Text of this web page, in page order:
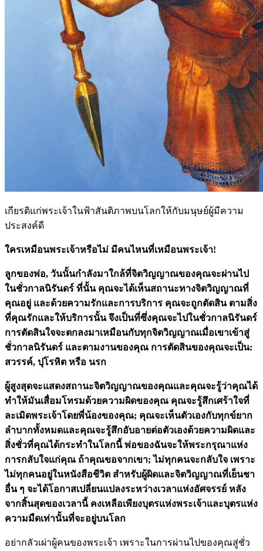
เกียรติแก่พระเจ้าในฟ้าสันติภาพบนโลกให้กับมนุษย์ผู้มีความ
ประสงค์ดี
ใครเหมือนพระเจ้าหรือไม่ มีคนไหนที่เหมือนพระเจ้า!
ลูกของพ่อ, วันนั้นกำลังมาใกล้ที่จิตวิญญาณของคุณจะผ่านไป
ในชั่วกาลนิรันดร์ ที่นั้น คุณจะได้เห็นสถานะทางจิตวิญญาณที่
คุณอยู่ และด้วยความรักและการบริการ คุณจะถูกตัดสิน ตามสิ่ง
ที่คุณรักและให้บริการนั้น จึงเป็นที่ซึ่งคุณจะไปในชั่วกาลนิรันดร์
การตัดสินใจจะตกลงมาเหมือนกับทุกจิตวิญญาณเมื่อเขาเข้าสู่
ชั่วกาลนิรันดร์ และตามงานของคุณ การตัดสินของคุณจะเป็น:
สวรรค์, ปุโรหิต หรือ นรก
ผู้สูงสุดจะแสดงสถานะจิตวิญญาณของคุณและคุณจะรู้ว่าคุณได้
ทำให้มันเสื่อมโทรมด้วยความผิดของคุณ คุณจะรู้สึกเศร้าใจที่
ละเมิดพระเจ้าโดยพี่น้องของคุณ; คุณจะเห็นตัวเองกับทุกข์ยาก
ลำบากทั้งหมดและคุณจะรู้สึกอับอายต่อตัวเองด้วยความผิดและ
สิ่งชั่วที่คุณได้กระทำในโลกนี้ พ่อของฉันจะให้พระกรุณาแห่ง
การกลับใจแก่คุณ ถ้าคุณขอจากเขา; ไม่ทุกคนจะกลับใจ เพราะ
ไม่ทุกคนอยู่ในหนังสือชีวิต สำหรับผู้ผิดและจิตวิญญาณที่เย็นชา
อื่น ๆ จะได้โอกาสเปลี่ยนแปลงระหว่างเวลาแห่งอัศจรรย์ หลัง
จากสิ้นสุดของเวลานี้ คงเหลือเพียงบุตรแห่งพระเจ้าและบุตรแห่ง
ความมืดเท่านั้นที่จะอยู่บนโลก
อย่ากลัวเผ่าผู้คนของพระเจ้า เพราะในการผ่านไปของคุณสู่ชั่ว